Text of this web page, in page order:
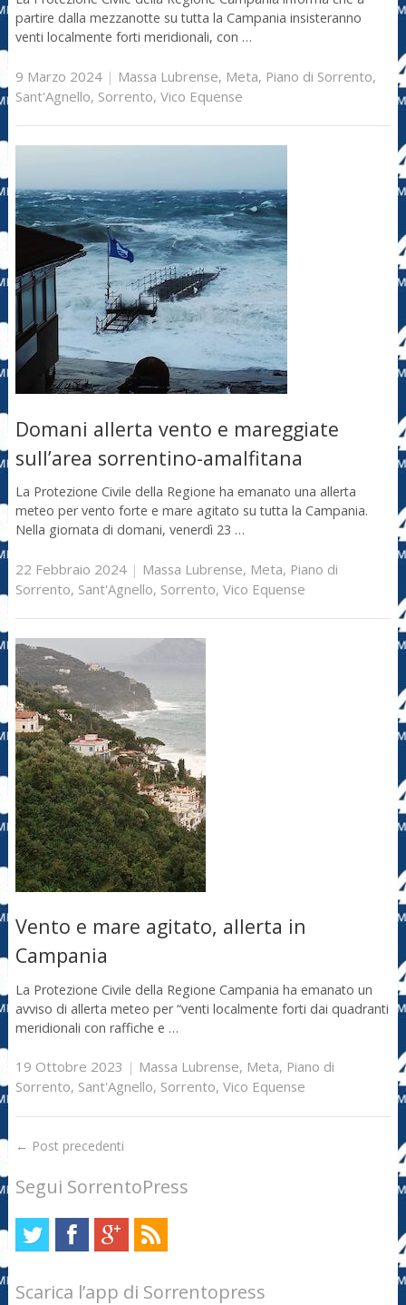
partire dalla mezzanotte su tutta la Campania insisteranno
venti localmente forti meridionali, con …
9 Marzo 2024| Massa Lubrense, Meta, Piano di Sorrento,
Sant'Agnello, Sorrento, Vico Equense
Domani allerta vento e mareggiate
sull’area sorrentino-amalfitana
La Protezione Civile della Regione ha emanato una allerta
meteo per vento forte e mare agitato su tutta la Campania.
Nella giornata di domani, venerdì 23 …
22 Febbraio 2024| Massa Lubrense, Meta, Piano di
Sorrento, Sant'Agnello, Sorrento, Vico Equense
Vento e mare agitato, allerta in
Campania
La Protezione Civile della Regione Campania ha emanato un
avviso di allerta meteo per “venti localmente forti dai quadranti
meridionali con raffiche e …
19 Ottobre 2023 | Massa Lubrense, Meta, Piano di
Sorrento, Sant'Agnello, Sorrento, Vico Equense
← Post precedenti
Segui SorrentoPress
Scarica l’app di Sorrentopress